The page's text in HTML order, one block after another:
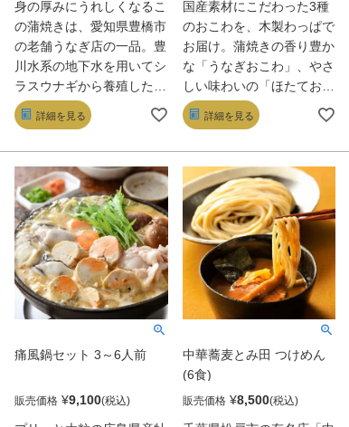
身の厚みにうれしくなるこ
の蒲焼きは、愛知県豊橋市
の老舗うなぎ店の一品。豊
川水系の地下水を用いてシ
ラスウナギから養殖した、
珍しいメスのうなぎを使っ
ている。湯煎やレンチンで
に口どけのよい脂が重な
り、ご飯が止まらない。
詳細を見る
国産素材にこだわった3種
のおこわを、木製わっぱで
お届け。蒲焼きの香り豊か
な「うなぎおこわ」、やさ
しい味わいの「ほたておこ
わ」、黒毛和牛の旨みに甘
辛ダレが絡む「牛しぐれお
うるち米を合わせ、もっち
り食感と粒感を両立。風雅
な味わいだ。
詳細を見る
痛風鍋セット 3～6人前
販売価格 ¥9,100
中華蕎麦とみ田 つけめん
(6食)
販売価格 ¥8,500